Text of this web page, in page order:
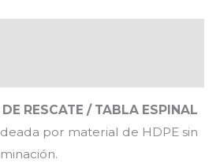
RESCATE / TABLA ESPINAL
por material de HDPE sin